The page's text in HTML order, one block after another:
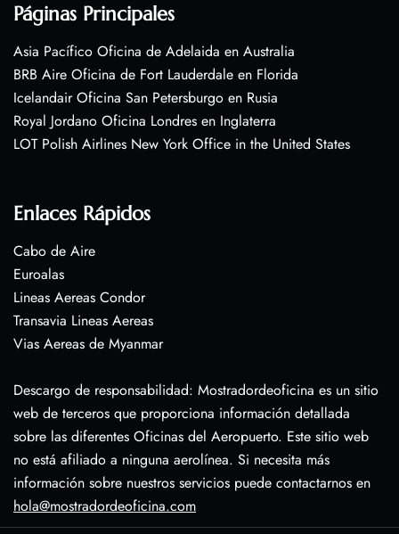
Páginas Principales
Asia Pacífico Oficina de Adelaida en Australia
BRB Aire Oficina de Fort Lauderdale en Florida
Icelandair Oficina San Petersburgo en Rusia
Royal Jordano Oficina Londres en Inglaterra
LOT Polish Airlines New York Office in the United States
Enlaces Rápidos
Cabo de Aire
Euroalas
Lineas Aereas Condor
Transavia Lineas Aereas
Vias Aereas de Myanmar
Descargo de responsabilidad: Mostradordeoficina es un sitio
web de terceros que proporciona información detallada
sobre las diferentes Oficinas del Aeropuerto. Este sitio web
no está afiliado a ninguna aerolínea. Si necesita más
información sobre nuestros servicios puede contactarnos en
hola@mostradordeoficina.com